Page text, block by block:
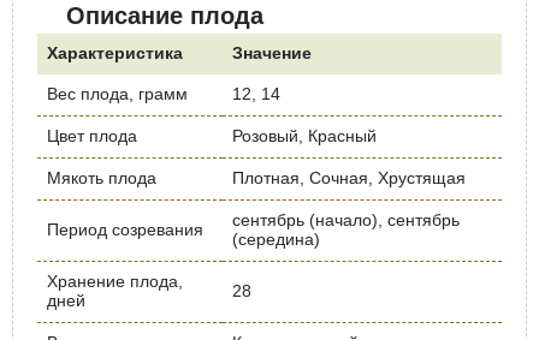
Описание плода
Характеристика Значение
Вес плода, грамм 12, 14
Цвет плода Розовый, Красный
Мякоть плода Плотная, Сочная, Хрустящая
Период созревания
сентябрь (начало), сентябрь
(середина)
Хранение плода,
дней
28